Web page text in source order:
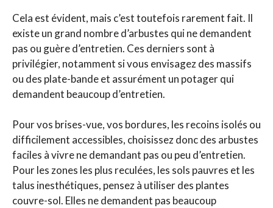
Cela est évident, mais c’est toutefois rarement fait. Il
existe un grand nombre d’arbustes qui ne demandent
pas ou guère d’entretien. Ces derniers sont à
privilégier, notamment si vous envisagez des massifs
ou des plate-bande et assurément un potager qui
demandent beaucoup d’entretien.
Pour vos brises-vue, vos bordures, les recoins isolés ou
difficilement accessibles, choisissez donc des arbustes
faciles à vivre ne demandant pas ou peu d’entretien.
Pour les zones les plus reculées, les sols pauvres et les
talus inesthétiques, pensez à utiliser des plantes
couvre-sol. Elles ne demandent pas beaucoup